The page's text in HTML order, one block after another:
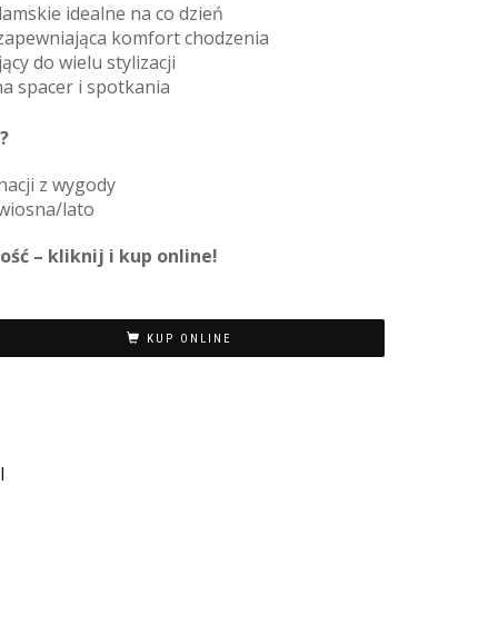
idealne na co dzień
komfort chodzenia
do wielu stylizacji
spacer i spotkania
z wygody
lato
– kliknij i kup online!
KUP ONLINE